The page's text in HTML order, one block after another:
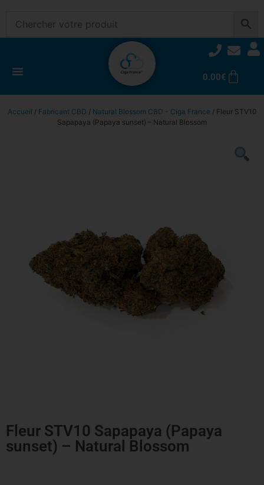
0.00€
Accueil / Fabricant CBD / Natural Blossom CBD - Ciga France / Fleur STV10
Sapapaya (Papaya sunset) – Natural Blossom
Fleur STV10 Sapapaya (Papaya
sunset) – Natural Blossom